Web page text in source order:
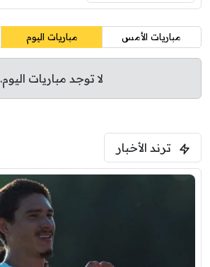
مباريات الأمس مباريات اليوم
لا توجد مباريات اليوم.
ترند الأخبار